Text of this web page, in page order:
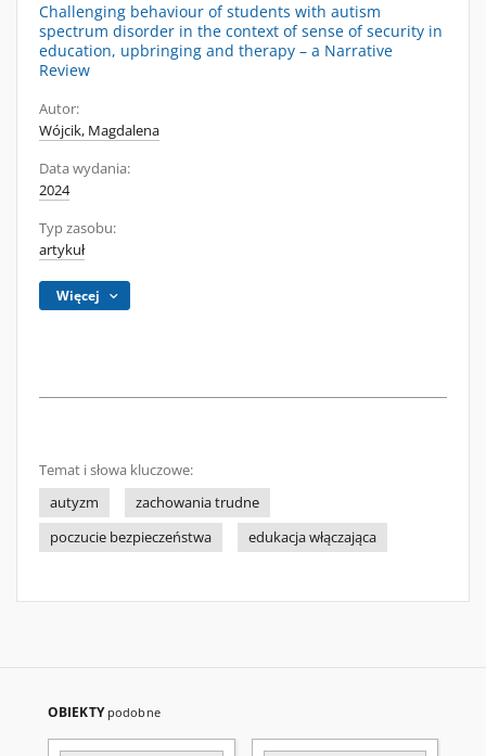
Challenging behaviour of students with autism
spectrum disorder in the context of sense of security in
education, upbringing and therapy – a Narrative
Review
Autor:
Wójcik, Magdalena
Data wydania:
2024
Typ zasobu:
artykuł
Więcej
Temat i słowa kluczowe:
autyzm
zachowania trudne
poczucie bezpieczeństwa
edukacja włączająca
OBIEKTY podobne